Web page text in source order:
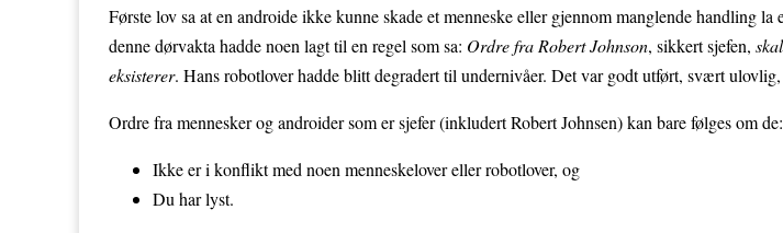
Første lov sa at en androide ikke kunne skade et menneske eller gjennom manglende handling la
denne dørvakta hadde noen lagt til en regel som sa: Ordre fra Robert Johnson, sikkert sjefen,
eksisterer. Hans robotlover hadde blitt degradert til undernivåer. Det var godt utført, svært
Ordre fra mennesker og androider som er sjefer (inkludert Robert Johnsen) kan bare følges om de:
Ikke er i konflikt med noen menneskelover eller robotlover, og
Du har lyst.